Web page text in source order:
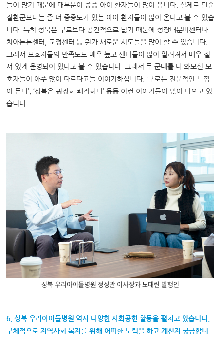
들이 많기 때문에 대부분이 중증 아이 환자들이 많이 옵니다. 실제로 단순
질환군보다는 좀 더 중증도가 있는 아이 환자들이 많이 온다고 볼 수 있습
니다. 특히 성북은 구로보다 공간적으로 넓기 때문에 성장내분비센터나
치아튼튼센터, 교정센터 등 뭔가 새로운 시도들을 많이 할 수 있습니다.
그래서 보호자들의 만족도도 매우 높고 센터들이 많이 알려져서 매우 질
서 있게 운영되어 있다고 볼 수 있습니다. 그래서 두 군데를 다 와보신 보
호자들이 아주 많이 다르다고들 이야기하십니다. ‘구로는 전문적인 느낌
이 든다’, ‘성북은 굉장히 쾌적하다’ 등등 이런 이야기들이 많이 나오고 있
습니다.
성북 우리아이들병원 정성관 이사장과 노태린 발행인
6. 성북 우리아이들병원 역시 다양한 사회공헌 활동을 펼치고 있습니다.
구체적으로 지역사회 복지를 위해 어떠한 노력을 하고 계신지 궁금합니